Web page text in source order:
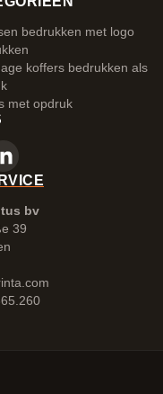
bedrukken met logo
koffers bedrukken als
met opdruk
bv
39